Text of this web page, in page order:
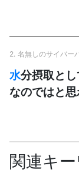
2. 名無しのサイバー
水分摂取と
なのではと
関連キ